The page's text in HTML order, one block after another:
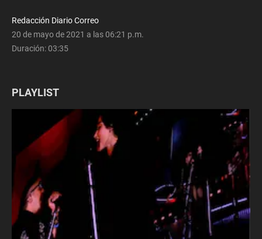
Redacción Diario Correo
20 de mayo de 2021 a las 06:21 p.m.
Duración:03:35
PLAYLIST